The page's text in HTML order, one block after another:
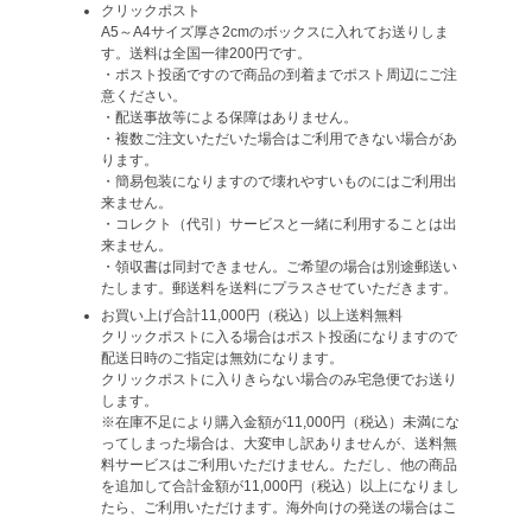
クリックポスト
A5～A4サイズ厚さ2cmのボックスに入れてお送りしま
す。送料は全国一律200円です。
・ポスト投函ですので商品の到着までポスト周辺にご注
意ください。
・配送事故等による保障はありません。
・複数ご注文いただいた場合はご利用できない場合があ
ります。
・簡易包装になりますので壊れやすいものにはご利用出
来ません。
・コレクト（代引）サービスと一緒に利用することは出
来ません。
・領収書は同封できません。ご希望の場合は別途郵送い
たします。郵送料を送料にプラスさせていただきます。
お買い上げ合計11,000円（税込）以上送料無料
クリックポストに入る場合はポスト投函になりますので
配送日時のご指定は無効になります。
クリックポストに入りきらない場合のみ宅急便でお送り
します。
※在庫不足により購入金額が11,000円（税込）未満にな
ってしまった場合は、大変申し訳ありませんが、送料無
料サービスはご利用いただけません。ただし、他の商品
を追加して合計金額が11,000円（税込）以上になりまし
たら、ご利用いただけます。海外向けの発送の場合はこ